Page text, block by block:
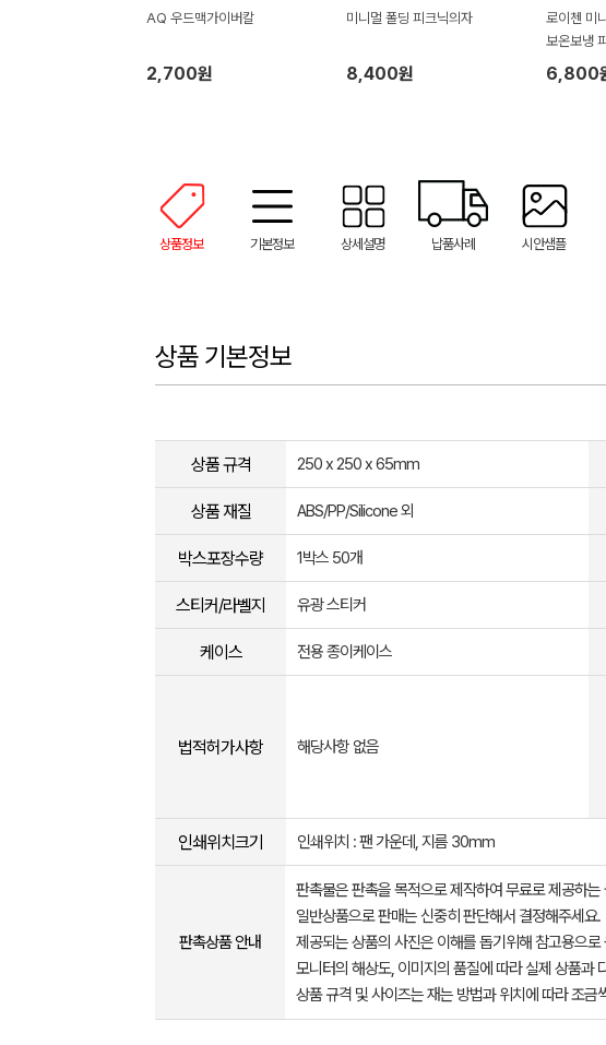
AQ 우드맥가이버칼
2,700원
미니멀 폴딩 피크닉의자
8,400원
로이첸 미
보온보냉
6,800
상품정보 기본정보 상세설명 납품사례 시안샘플
상품 기본정보
상품 규격 250 x 250 x 65mm
상품 재질 ABS/PP/Silicone 외
박스포장수량 1박스 50개
스티커/라벨지 유광 스티커
케이스 전용 종이케이스
법적허가사항 해당사항 없음
인쇄위치크기 인쇄위치 : 팬 가운데, 지름 30mm
판촉상품 안내
판촉물은 판촉을 목적으로 제작하여 무료로 제공하는
일반상품으로 판매는 신중히 판단해서 결정해주세요.
제공되는 상품의 사진은 이해를 돕기위해 참고용으로
모니터의 해상도, 이미지의 품질에 따라 실제 상품과
상품 규격 및 사이즈는 재는 방법과 위치에 따라 조